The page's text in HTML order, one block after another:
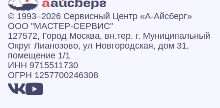
© 1993–2026 Сервисный Центр «А‑Айсберг»
ООО "МАСТЕР-СЕРВИС"
127572, Город Москва, вн.тер. г. Муниципальный
Округ Лианозово, ул Новгородская, дом 31,
помещение 1/1
ИНН 9715511730
ОГРН 1257700246308